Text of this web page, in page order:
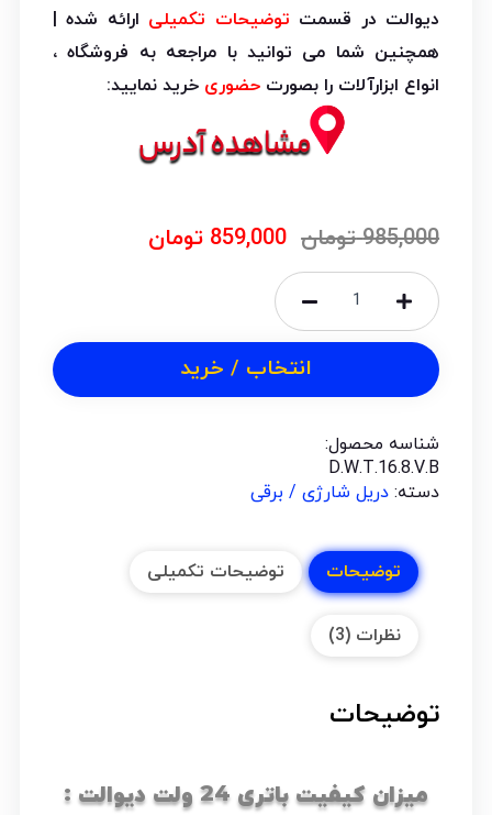
دیوالت در قسمت توضیحات تکمیلی ارائه شده |
همچنین شما می توانید با مراجعه به فروشگاه ،
انواع ابزارآلات را بصورت حضوری خرید نمایید:
985,000 تومان 859,000 تومان
انتخاب / خرید
شناسه محصول:
D.W.T.16.8.V.B
دسته: دریل شارژی / برقی
توضیحات توضیحات تکمیلی
نظرات (3)
توضیحات
میزان کیفیت باتری 24 ولت دیوالت :